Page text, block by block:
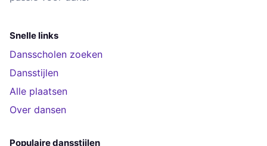
Snelle links
Dansscholen zoeken
Dansstijlen
Alle plaatsen
Over dansen
Populaire dansstijlen